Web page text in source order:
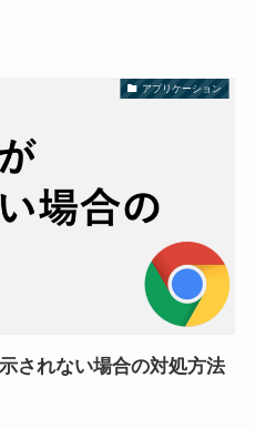
アプリケーション
されない場合の対処方法